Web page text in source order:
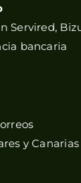
Servired,
bancaria
y Canarias